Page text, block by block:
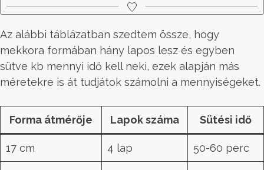
Az alábbi táblázatban szedtem össze, hogy
mekkora formában hány lapos lesz és egyben
sütve kb mennyi idő kell neki, ezek alapján más
méretekre is át tudjátok számolni a mennyiségeket.
Forma átmérője Lapok száma Sütési idő
17 cm 4 lap 50-60 perc